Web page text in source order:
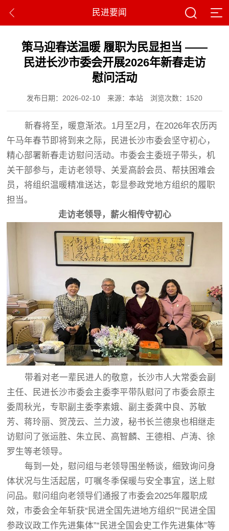
民进要闻
策马迎春送温暖 履职为民显担当 ——
民进长沙市委会开展2026年新春走访
慰问活动
发布日期：2026-02-10 来源：本站 浏览次数：1520
新春将至，暖意渐浓。1月至2月，在2026年农历丙
午马年春节即将到来之际，民进长沙市委会坚守初心，
精心部署新春走访慰问活动。市委会主委班子带头，机
关干部参与，走访老领导、关爱高龄会员、帮扶困难会
员，将组织温暖精准送达，彰显参政党地方组织的履职
担当。
走访老领导， 薪火相传守初心
带着对老一辈民进人的敬意，长沙市人大常委会副
主任、民进长沙市委会主委李平带队慰问了市委会原主
委周秋光，专职副主委李素娥、副主委龚中良、苏敏
芳、蒋玲丽、贺茂云、兰力波，秘书长兰德泉也相继走
访慰问了张运胜、朱立民、高智麟、王德相、卢涛、徐
罗生等老领导。
每到一处，慰问组与老领导围坐畅谈，细致询问身
体状况与生活起居，叮嘱冬季保暖与安全事宜，送上慰
问品。慰问组向老领导们通报了市委会2025年履职成
效，市委会全年斩获“民进全国先进地方组织”“民进全国
参政议政工作先进集体”“民进全国会史工作先进集体”等